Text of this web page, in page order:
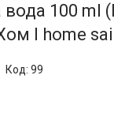
вода 100 ml
l home
Код: 99